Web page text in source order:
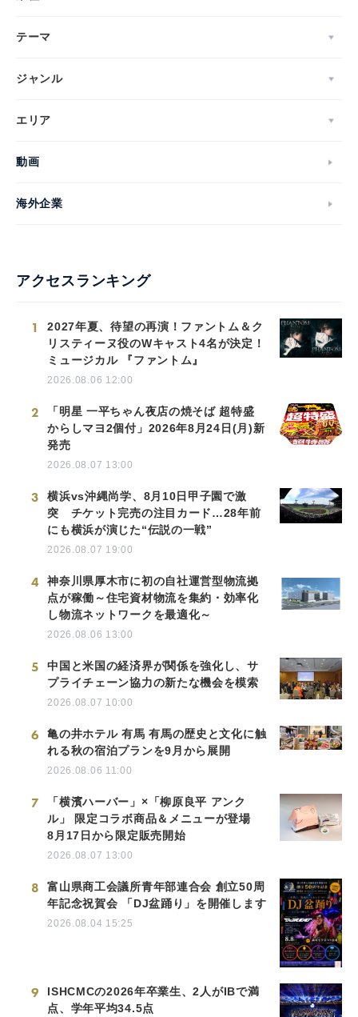
テーマ
ジャンル
エリア
動画
海外企業
アクセスランキング
1
2027年夏、待望の再演！ファントム＆ク
リスティーヌ役のWキャスト4名が決定！
ミュージカル 『ファントム』
2026.08.06 12:00
2
「明星 一平ちゃん夜店の焼そば 超特盛
からしマヨ2個付」2026年8月24日(月)新
発売
2026.08.07 13:00
3
横浜vs沖縄尚学、8月10日甲子園で激
突 チケット完売の注目カード…28年前
にも横浜が演じた“伝説の一戦”
2026.08.07 19:00
4
神奈川県厚木市に初の自社運営型物流拠
点が稼働～住宅資材物流を集約・効率化
し物流ネットワークを最適化～
2026.08.06 13:00
5
中国と米国の経済界が関係を強化し、サ
プライチェーン協力の新たな機会を模索
2026.08.07 10:00
6
亀の井ホテル 有馬 有馬の歴史と文化に触
れる秋の宿泊プランを9月から展開
2026.08.06 11:00
7
「横濱ハーバー」×「柳原良平 アンク
ル」 限定コラボ商品＆メニューが登場
8月17日から限定販売開始
2026.08.07 13:00
8
富山県商工会議所青年部連合会 創立50周
年記念祝賀会 「DJ盆踊り」を開催します
2026.08.04 15:25
9
ISHCMCの2026年卒業生、2人がIBで満
点、学年平均34.5点